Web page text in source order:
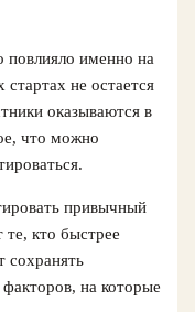
повлияло именно на
стартах не остается
оказываются в
что можно
привычный
те, кто быстрее
сохранять
на которые